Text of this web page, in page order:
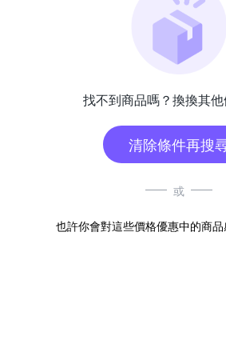
找不到商品嗎？換換其他
清除條件再搜
或
也許你會對這些價格優惠中的商品